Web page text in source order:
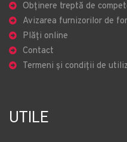
Obținere treptă de
Avizarea furnizorilor de
Plăți online
Contact
Termeni și condiții de
UTILE